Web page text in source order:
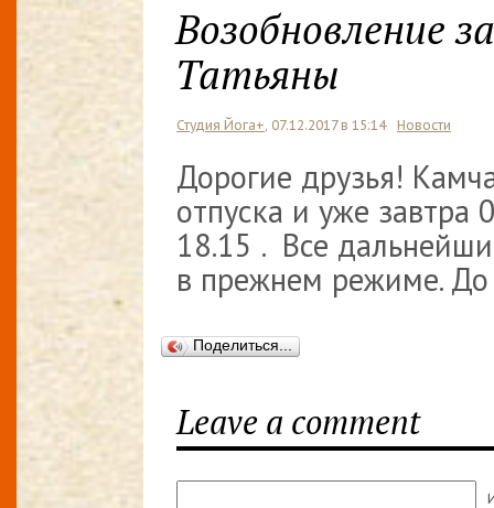
Возобновление
Татьяны
Студия Йога+ , 07.12.2017 в 15:14 Новости
Дорогие друзья!
отпуска и уже
18.15 . Все
в прежнем режиме. До
Поделиться...
Leave a comment